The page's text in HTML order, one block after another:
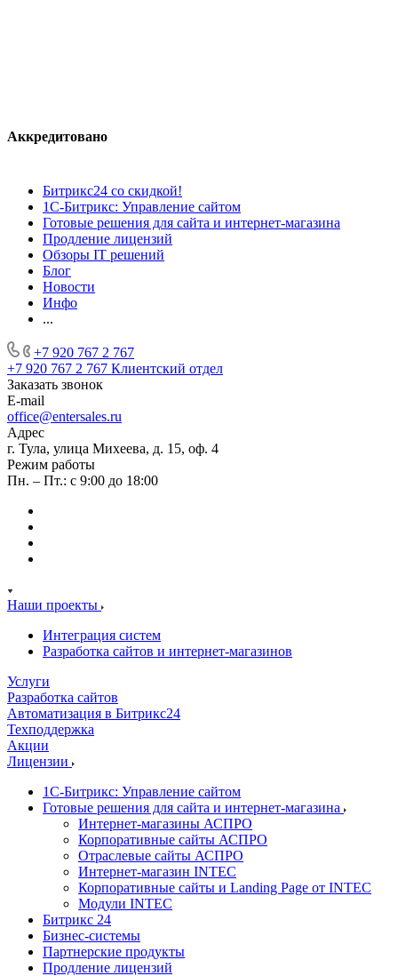
Аккредитовано
Битрикс24 со скидкой!
1С-Битрикс: Управление сайтом
Готовые решения для сайта и интернет-магазина
Продление лицензий
Обзоры IT решений
Блог
Новости
Инфо
...
+7 920 767 2 767
+7 920 767 2 767 Клиентский отдел
Заказать звонок
E-mail
office@entersales.ru
Адрес
г. Тула, улица Михеева, д. 15, оф. 4
Режим работы
Пн. – Пт.: с 9:00 до 18:00
Наши проекты
Интеграция систем
Разработка сайтов и интернет-магазинов
Услуги
Разработка сайтов
Автоматизация в Битрикс24
Техподдержка
Акции
Лицензии
1С-Битрикс: Управление сайтом
Готовые решения для сайта и интернет-магазина
Интернет-магазины АСПРО
Корпоративные сайты АСПРО
Отраслевые сайты АСПРО
Интернет-магазин INTEC
Корпоративные сайты и Landing Page от INTEC
Модули INTEC
Битрикс 24
Бизнес-системы
Партнерские продукты
Продление лицензий